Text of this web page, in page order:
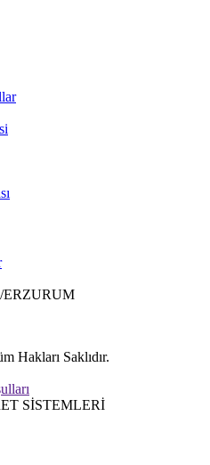
ERZURUM
Hakları Saklıdır.
SİSTEMLERİ